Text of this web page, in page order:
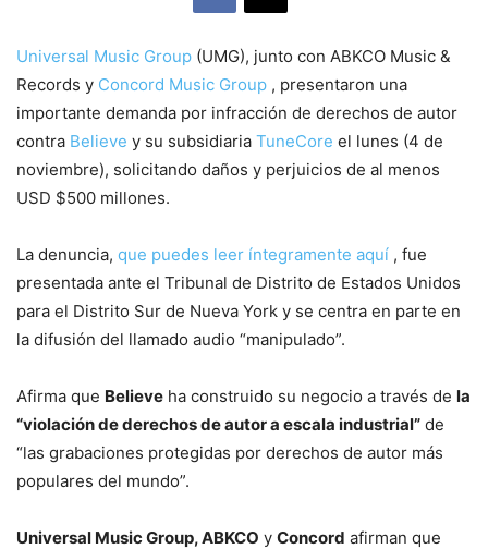
Universal Music Group (UMG), junto con ABKCO Music &
Records y Concord Music Group , presentaron una
importante demanda por infracción de derechos de autor
contra Believe y su subsidiaria TuneCore el lunes (4 de
noviembre), solicitando daños y perjuicios de al menos
USD $500 millones.
La denuncia, que puedes leer íntegramente aquí , fue
presentada ante el Tribunal de Distrito de Estados Unidos
para el Distrito Sur de Nueva York y se centra en parte en
la difusión del llamado audio “manipulado”.
Afirma que Believe ha construido su negocio a través de la
“violación de derechos de autor a escala industrial” de
“las grabaciones protegidas por derechos de autor más
populares del mundo”.
Universal Music Group, ABKCO y Concord afirman que